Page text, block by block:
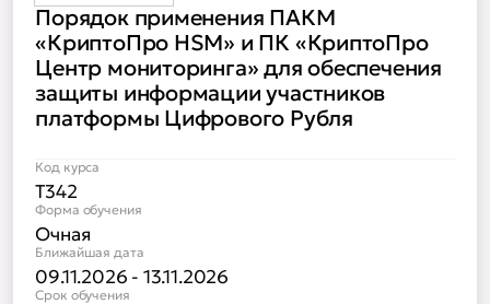
Порядок применения ПАКМ
«КриптоПро HSM» и ПК «КриптоПро
Центр мониторинга» для обеспечения
защиты информации участников
платформы Цифрового Рубля
Код курса
Т342
Форма обучения
Очная
Ближайшая дата
09.11.2026 - 13.11.2026
Срок обучения